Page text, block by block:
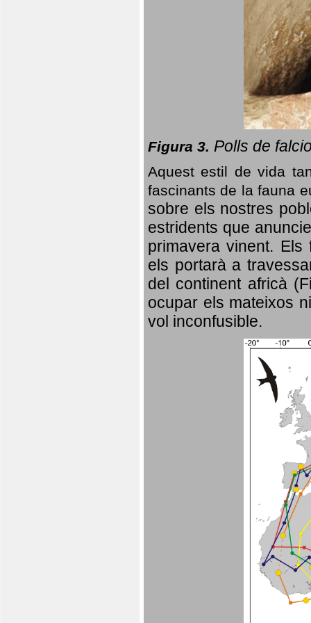
Figura 3. Polls de
Aquest estil de vida
fascinants de la fauna
sobre els nostres
estridents que
primavera vinent. Els
els portarà a
del continent africà
ocupar els mateixos
vol inconfusible.